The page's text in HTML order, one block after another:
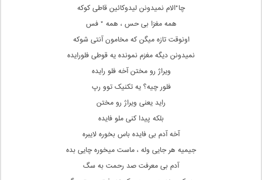
چا*الام نمیدونن لیدوکائین قاطی کوکه
همه مغزا بی حس ، همه * فس
اونوقت تازه میگن که مخامون آنتی شوکه
نمیدونن دیگه مغزم نمونده یه قوطی فلورایده
ویراژ رو مختن آخه فلو رایده
فلور چیه؟ یه تکنیک توو رپ
راید یعنی ویراژ رو مختن
بلکه پیدا کنی ملو فایده
آخه آدم بی فایده باس بخوره لایبره
جیمیه هر جایی وله ، ماست میخوره چایی بده
آدم بی معرفت صد رحمت به سگ